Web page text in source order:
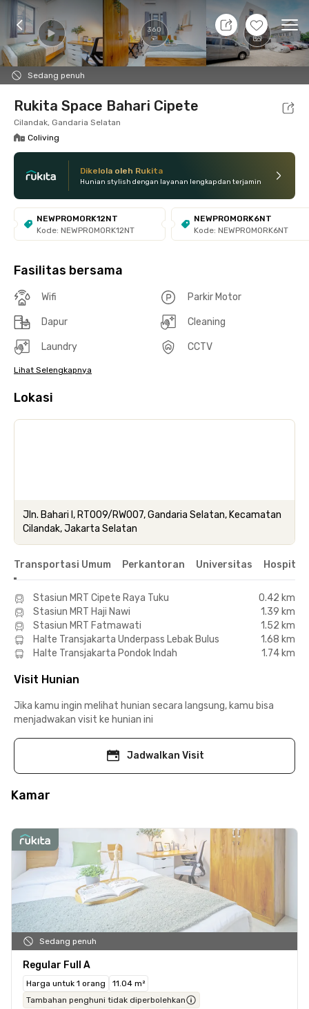
360 +4
Sedang penuh
8 Agt 26 - Belum tahu
Foto Fasilitas bersama Lokasi Kamar
Rukita Space Bahari Cipete
Cilandak, Gandaria Selatan
Coliving
Dikelola oleh Rukita
Hunian stylish dengan layanan lengkap dan terjamin
NEWPROMORK12NT
Kode: NEWPROMORK12NT
NEWPROMORK6NT
Kode: NEWPROMORK6NT
Fasilitas bersama
Wifi Parkir Motor
Dapur Cleaning
Laundry CCTV
Lihat Selengkapnya
Lokasi
Jln. Bahari I, RT009/RW007, Gandaria Selatan, Kecamatan
Cilandak, Jakarta Selatan
Transportasi Umum Perkantoran Universitas Hospital
Stasiun MRT Cipete Raya Tuku
0.42 km
Stasiun MRT Haji Nawi
1.39 km
Stasiun MRT Fatmawati
1.52 km
Halte Transjakarta Underpass Lebak Bulus
1.68 km
Halte Transjakarta Pondok Indah
1.74 km
Visit Hunian
Jika kamu ingin melihat hunian secara langsung, kamu bisa
menjadwakan visit ke hunian ini
Jadwalkan Visit
Kamar
Sedang penuh
Regular Full A
Harga untuk 1 orang
11.04 m²
Tambahan penghuni tidak diperbolehkan